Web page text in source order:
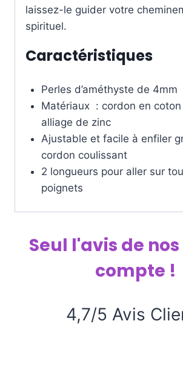
laissez-le guider votre
spirituel.
Caractéristiques
Perles d’améthyste de 4mm
Matériaux : cordon en
alliage de zinc
Ajustable et facile à enfiler
cordon coulissant
2 longueurs pour aller sur
poignets
Seul l'avis de
compte !
4,7/5 Avis